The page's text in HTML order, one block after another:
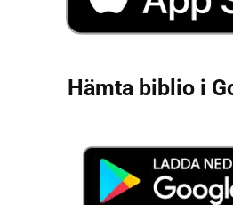
Hämta biblio i